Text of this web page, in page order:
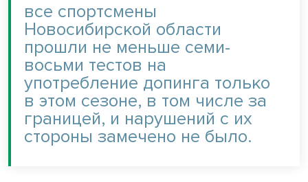
все спортсмены
Новосибирской области
прошли не меньше семи-
восьми тестов на
употребление допинга только
в этом сезоне, в том числе за
границей, и нарушений с их
стороны замечено не было.